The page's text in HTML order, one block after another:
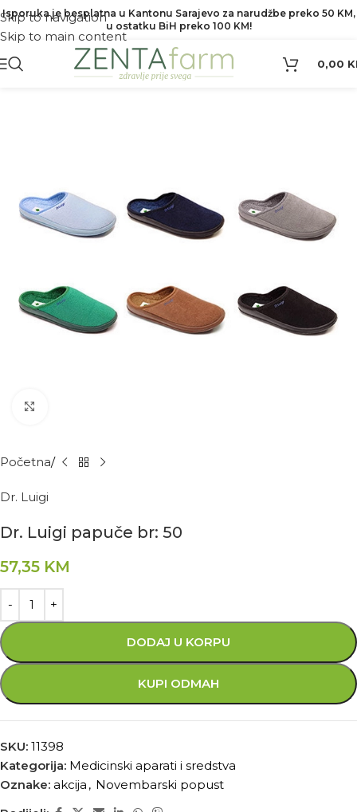
Skip to navigation
Skip to main content
Isporuka je besplatna u Kantonu Sarajevo za narudžbe preko 50 KM,
u ostatku BiH preko 100 KM!
0,00
Početna
Dr. Luigi
Dr. Luigi papuče br: 50
57,35 KM
DODAJ U KORPU
KUPI ODMAH
SKU: 11398
Kategorija: Medicinski aparati i sredstva
Oznake: akcija , Novembarski popust